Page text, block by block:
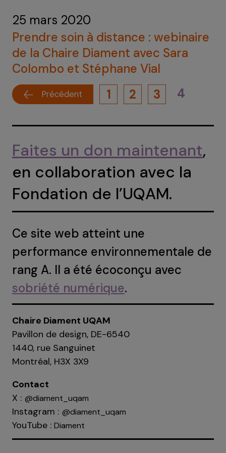
25 mars 2020
Prendre soin à distance : webinaire
de la Chaire Diament avec Sara
Colombo et Stéphane Vial
Précédent 1 2 3 4
Faites un don maintenant,
en collaboration avec la
Fondation de l’UQAM.
Ce site web atteint une
performance environnementale de
rang A. Il a été écoconçu avec
sobriété numérique.
Chaire Diament UQAM
Pavillon de design, DE-6540
1440, rue Sanguinet
Montréal, H3X 3X9
Contact
X : @diament_uqam
Instagram : @diament_uqam
YouTube : Diament